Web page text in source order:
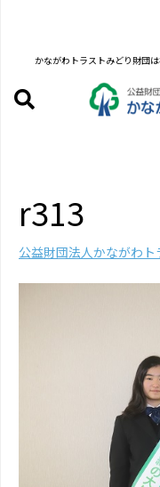
かながわトラストみどり財団は
r313
公益財団法人かながわ